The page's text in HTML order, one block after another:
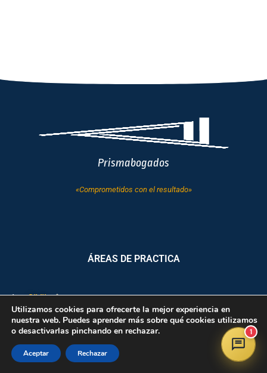
Prismabogados
«Comprometidos con el resultado»
ÁREAS DE PRACTICA
CIVIL
PENAL
LABORAL
1
Utilizamos cookies para ofrecerte la mejor experiencia en
nuestra web. Puedes aprender más sobre qué cookies utilizamos
o desactivarlas pinchando en rechazar.
Aceptar Rechazar